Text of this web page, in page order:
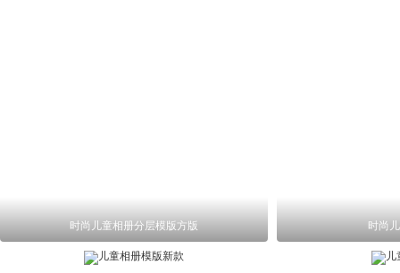
时尚儿童相册分层模版方版 时尚